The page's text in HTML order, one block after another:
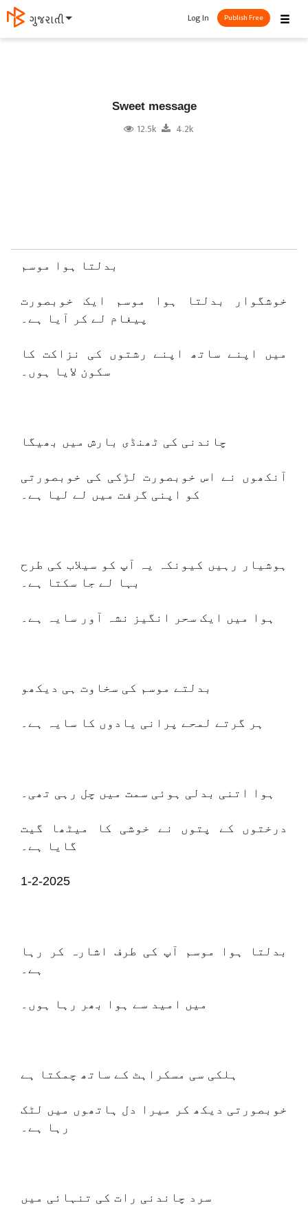
मराठी ☰
Log In Publish Free
Sweet message
12.5k 4.2k
بدلتا ہوا موسم
خوشگوار بدلتا ہوا موسم ایک خوبصورت
پیغام لے کر آیا ہے۔
میں اپنے ساتھ اپنے رشتوں کی نزاکت کا
سکون لایا ہوں۔
چاندنی کی ٹھنڈی بارش میں بھیگا
آنکھوں نے اس خوبصورت لڑکی کی خوبصورتی
کو اپنی گرفت میں لے لیا ہے۔
ہوشیار رہیں کیونکہ یہ آپ کو سیلاب کی طرح
بہا لے جا سکتا ہے۔
ہوا میں ایک سحر انگیز نشہ آور سایہ ہے۔
بدلتے موسم کی سخاوت ہی دیکھو
ہر گرتے لمحے پرانی یادوں کا سایہ ہے۔
ہوا اتنی بدلی ہوئی سمت میں چل رہی تھی۔
درختوں کے پتوں نے خوشی کا میٹھا گیت
گایا ہے۔
1-2-2025
بدلتا ہوا موسم آپ کی طرف اشارہ کر رہا
ہے۔
میں امید سے ہوا بھر رہا ہوں۔
ہلکی سی مسکراہٹ کے ساتھ چمکتا ہے
خوبصورتی دیکھ کر میرا دل ہاتھوں میں لٹک
رہا ہے۔
سرد چاندنی رات کی تنہائی میں